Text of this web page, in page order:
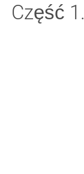
Część 1.